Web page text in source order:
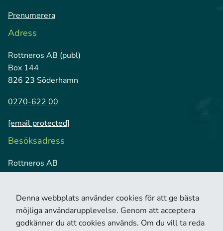
Prenumerera
Adress
Rottneros AB (publ)
Box 144
826 23 Söderhamn
0270-622 00
[email protected]
Besöksadress
Rottneros AB
Vallviks Bruk
Denna webbplats använder cookies för att ge bästa
möjliga användarupplevelse. Genom att acceptera
godkänner du att cookies används. Om du vill ta reda